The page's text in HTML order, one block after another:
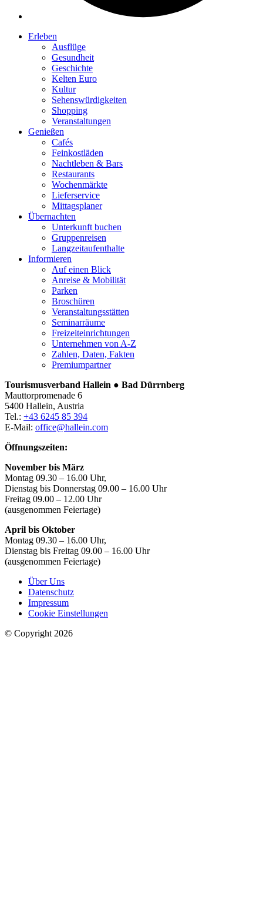
Erleben
Ausflüge
Gesundheit
Geschichte
Kelten Euro
Kultur
Sehenswürdigkeiten
Shopping
Veranstaltungen
Genießen
Cafés
Feinkostläden
Nachtleben & Bars
Restaurants
Wochenmärkte
Lieferservice
Mittagsplaner
Übernachten
Unterkunft buchen
Gruppenreisen
Langzeitaufenthalte
Informieren
Auf einen Blick
Anreise & Mobilität
Parken
Broschüren
Veranstaltungsstätten
Seminarräume
Freizeiteinrichtungen
Unternehmen von A-Z
Zahlen, Daten, Fakten
Premiumpartner
Tourismusverband Hallein ● Bad Dürrnberg
Mauttorpromenade 6
5400 Hallein, Austria
Tel.: +43 6245 85 394
E-Mail: office@hallein.com
Öffnungszeiten:
November bis März
Montag 09.30 – 16.00 Uhr,
Dienstag bis Donnerstag 09.00 – 16.00 Uhr
Freitag 09.00 – 12.00 Uhr
(ausgenommen Feiertage)
April bis Oktober
Montag 09.30 – 16.00 Uhr,
Dienstag bis Freitag 09.00 – 16.00 Uhr
(ausgenommen Feiertage)
Über Uns
Datenschutz
Impressum
Cookie Einstellungen
© Copyright 2026